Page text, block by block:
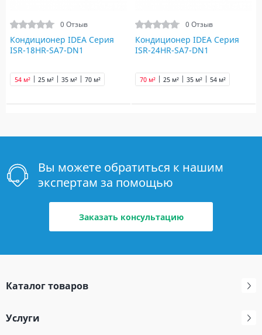
0 Отзыв
Кондиционер IDEA Серия
ISR-18HR-SA7-DN1
25 м² 35 м²
54 м² 70 м²
0 Отзыв
Кондиционер IDEA Серия
ISR-24HR-SA7-DN1
25 м² 35 м² 54 м²
70 м²
Вы можете обратиться к нашим
экспертам за помощью
Заказать консультацию
Каталог товаров
Услуги